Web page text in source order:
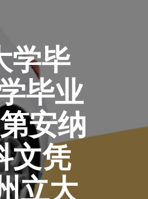
学毕
毕业
安纳
文凭
立大